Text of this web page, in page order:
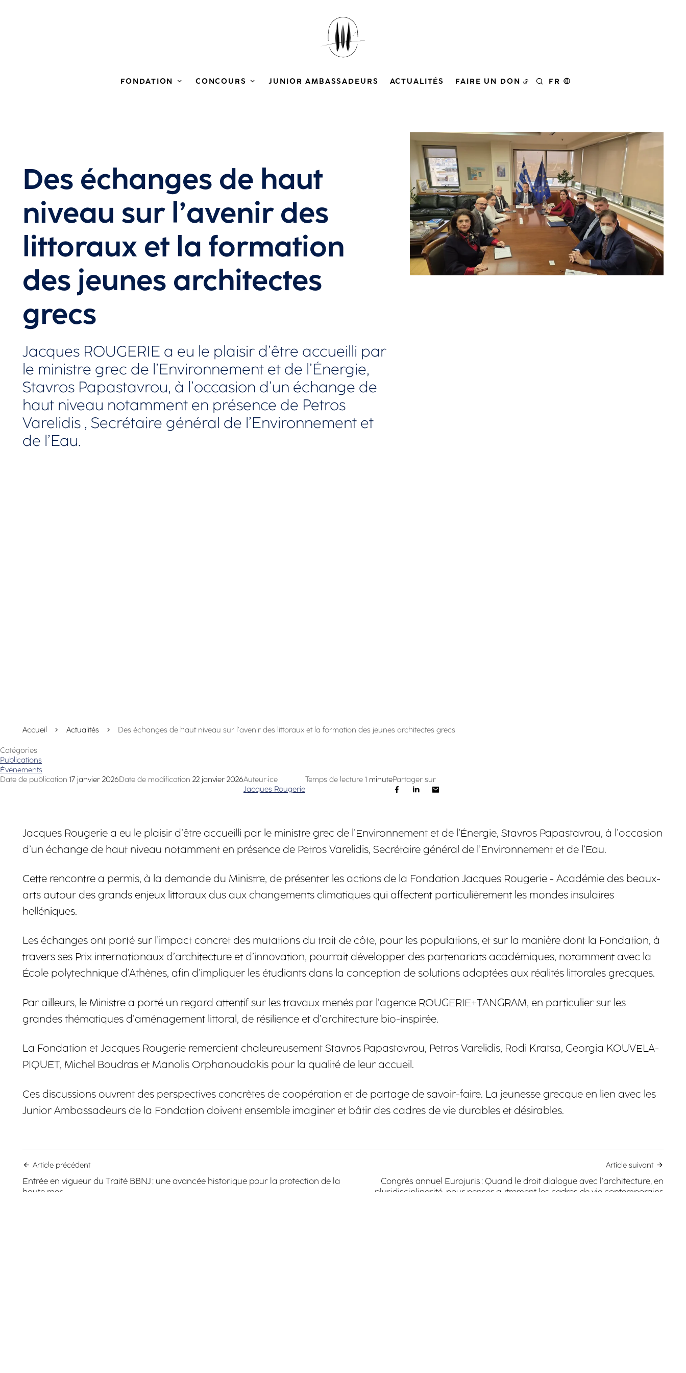
FONDATION CONCOURS JUNIOR AMBASSADEURS ACTUALITÉS FAIRE UN DON RECHERCHER
FR
Des échanges de haut
niveau sur l’avenir des
littoraux et la formation
des jeunes architectes
grecs
Jacques ROUGERIE a eu le plaisir d’être accueilli par
le ministre grec de l’Environnement et de l’Énergie,
Stavros Papastavrou, à l’occasion d’un échange de
haut niveau notamment en présence de Petros
Varelidis , Secrétaire général de l’Environnement et
de l’Eau.
Agrandir
Accueil Actualités Des échanges de haut niveau sur l’avenir des littoraux et la formation des jeunes architectes grecs
Catégories
Publications
Événements
Date de publication 17 janvier 2026Date de modification 22 janvier 2026Auteur·ice
Jacques Rougerie
Temps de lecture 1 minutePartager sur
Jacques Rougerie a eu le plaisir d’être accueilli par le ministre grec de l’Environnement et de l’Énergie, Stavros Papastavrou, à l’occasion
d’un échange de haut niveau notamment en présence de Petros Varelidis, Secrétaire général de l’Environnement et de l’Eau.
Cette rencontre a permis, à la demande du Ministre, de présenter les actions de la Fondation Jacques Rougerie - Académie des beaux-
arts autour des grands enjeux littoraux dus aux changements climatiques qui affectent particulièrement les mondes insulaires
helléniques.
Les échanges ont porté sur l’impact concret des mutations du trait de côte, pour les populations, et sur la manière dont la Fondation, à
travers ses Prix internationaux d’architecture et d’innovation, pourrait développer des partenariats académiques, notamment avec la
École polytechnique d’Athènes, afin d’impliquer les étudiants dans la conception de solutions adaptées aux réalités littorales grecques.
Par ailleurs, le Ministre a porté un regard attentif sur les travaux menés par l’agence ROUGERIE+TANGRAM, en particulier sur les
grandes thématiques d’aménagement littoral, de résilience et d’architecture bio-inspirée.
La Fondation et Jacques Rougerie remercient chaleureusement Stavros Papastavrou, Petros Varelidis, Rodi Kratsa, Georgia KOUVELA-
PIQUET, Michel Boudras et Manolis Orphanoudakis pour la qualité de leur accueil.
Ces discussions ouvrent des perspectives concrètes de coopération et de partage de savoir-faire. La jeunesse grecque en lien avec les
Junior Ambassadeurs de la Fondation doivent ensemble imaginer et bâtir des cadres de vie durables et désirables.
Article précédent
Entrée en vigueur du Traité BBNJ : une avancée historique pour la protection de la
haute mer
Article suivant
Congrès annuel Eurojuris : Quand le droit dialogue avec l’architecture, en
pluridisciplinarité, pour penser autrement les cadres de vie contemporains